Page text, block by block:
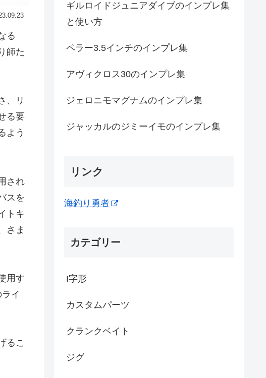
る
師た
、リ
る要
よう
され
スを
トキ
さま
用す
イ
るこ
ギルロイドジュニアダイブのインプレ集
と使い方
ペラー3.5インチのインプレ集
アヴィクロス30のインプレ集
ジェロニモマグナムのインプレ集
ジャッカルのジミーイモのインプレ集
リンク
海釣り勇者
カテゴリー
I字形
カスタムパーツ
クランクベイト
ジグ